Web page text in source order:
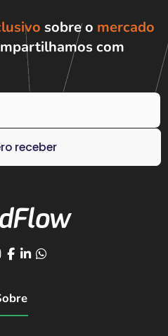
sobre o mercado
com
receber